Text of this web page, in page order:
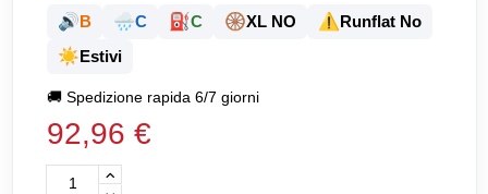
🔊B 🌧️C ⛽C 🛞XL NO ⚠️Runflat No
☀️Estivi
🚚Spedizione rapida 6/7 giorni
92,96 €